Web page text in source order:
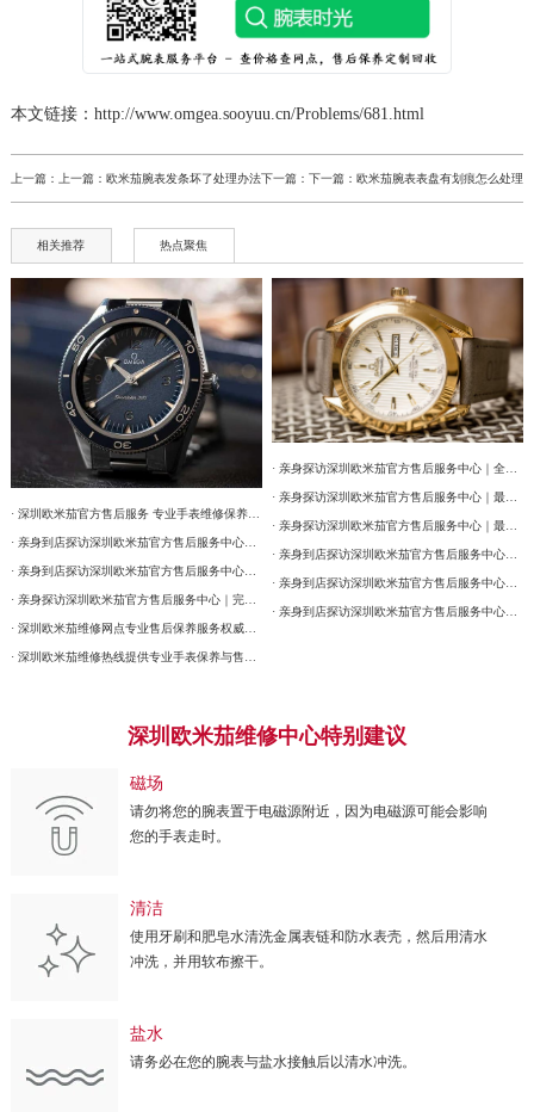
本文链接：http://www.omgea.sooyuu.cn/Problems/681.html
上一篇：上一篇： 欧米茄腕表发条坏了处理办法下一篇：下一篇：欧米茄腕表表盘有划痕怎么处理
相关推荐 热点聚焦
· 深圳欧米茄官方售后服务 专业手表维修保养权威公示（2026年7月最新）
· 亲身到店探访深圳欧米茄官方售后服务中心｜详细官方热线及维修地址（2026年7月最新）
· 亲身到店探访深圳欧米茄官方售后服务中心｜详细地址与售后服务电话（2026年7月最新）
· 深圳欧米茄维修网点专业售后保养服务权威公示（2026年7月最新）
深圳欧米茄维修中心特别建议
磁场
请勿将您的腕表置于电磁源附近，因为电磁源可能会影响
您的手表走时。
清洁
使用牙刷和肥皂水清洗金属表链和防水表壳，然后用清水
冲洗，并用软布擦干。
盐水
请务必在您的腕表与盐水接触后以清水冲洗。